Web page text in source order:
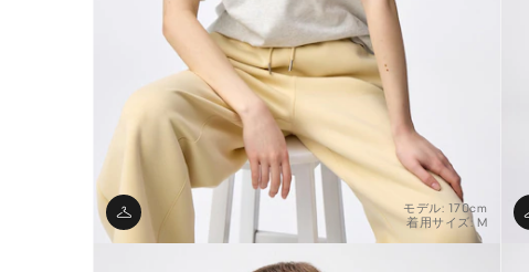
モデル: 170cm
着用サイズ: M